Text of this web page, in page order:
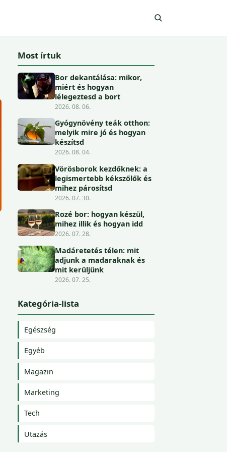
Most írtuk
Bor dekantálása: mikor,
miért és hogyan
lélegeztesd a bort
2026. 08. 06.
Gyógynövény teák otthon:
melyik mire jó és hogyan
készítsd
2026. 08. 04.
Vörösborok kezdőknek: a
legismertebb kékszőlők és
mihez párosítsd
2026. 07. 30.
Rozé bor: hogyan készül,
mihez illik és hogyan idd
2026. 07. 28.
Madáretetés télen: mit
adjunk a madaraknak és
mit kerüljünk
2026. 07. 25.
Kategória-lista
Egészség
Egyéb
Magazin
Marketing
Tech
Utazás